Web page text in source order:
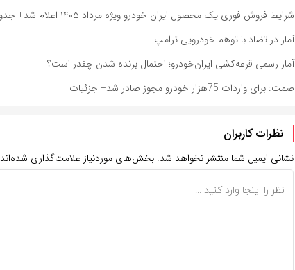
شرایط فروش فوری یک محصول ایران خودرو ویژه مرداد ۱۴۰۵ اعلام شد+ جدول
آمار در تضاد با توهم خودرویی ترامپ
آمار رسمی قرعه‌کشی ایران‌خودرو؛ احتمال برنده شدن چقدر است؟
صمت: برای واردات 75هزار خودرو مجوز صادر شد+ جزئیات
نظرات کاربران
نشانی ایمیل شما منتشر نخواهد شد. بخش‌های موردنیاز علامت‌گذاری شده‌اند